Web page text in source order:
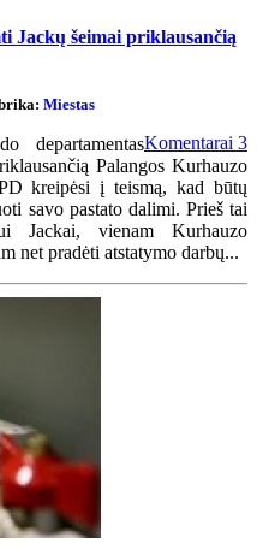
Jackų šeimai priklausančią
Miestas
Komentarai 3
departamentas
Palangos Kurhauzo
kreipėsi į teismą, kad būtų
savo pastato dalimi. Prieš tai
Jackai, vienam Kurhauzo
net pradėti atstatymo darbų...